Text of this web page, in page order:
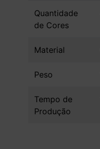
Quantidade
de Cores
Material
Peso
Tempo de
Produção